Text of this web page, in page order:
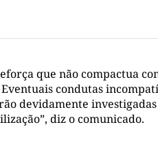
que não compactua
condutas
devidamente
diz o comunicado.